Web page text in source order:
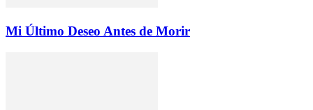
Mi Último Deseo Antes de Morir